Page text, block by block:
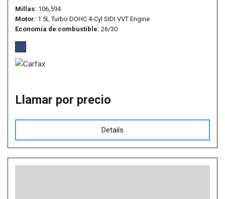
Millas 106,594
Motor 1.5L Turbo DOHC 4-Cyl SIDI VVT Engine
Economía de combustible 26/30
Llamar por precio
Details